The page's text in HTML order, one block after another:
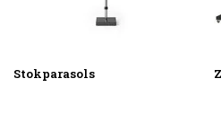
Stokparasols